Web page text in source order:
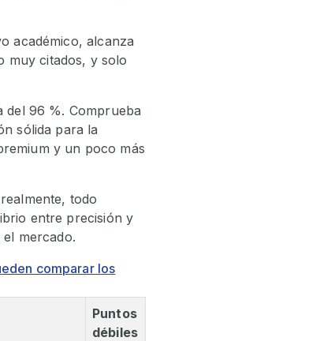
académico, alcanza
muy citados, y solo
del 96 %. Comprueba
sólida para la
y un poco más
todo
entre precisión y
mercado.
comparar los
Puntos
débiles